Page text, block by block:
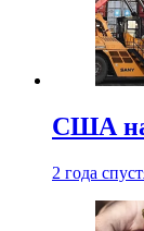
США
2 года